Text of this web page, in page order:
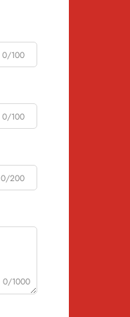
0/100
0/100
0/200
0/1000